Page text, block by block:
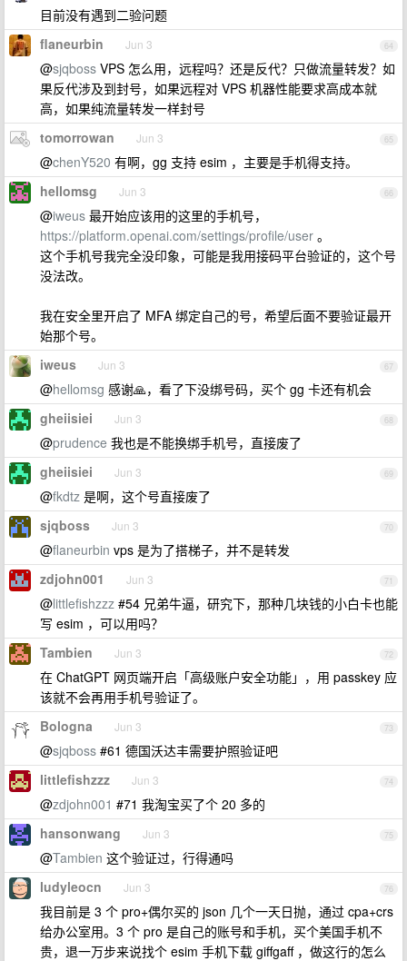
目前没有遇到二验问题
64
flaneurbin Jun 3
@sjqboss VPS 怎么用，远程吗？还是反代？只做流量转发？如
果反代涉及到封号，如果远程对 VPS 机器性能要求高成本就
高，如果纯流量转发一样封号
65
tomorrowan Jun 3
@chenY520 有啊，gg 支持 esim ，主要是手机得支持。
66
hellomsg Jun 3
@iweus 最开始应该用的这里的手机号，
https://platform.openai.com/settings/profile/user 。
这个手机号我完全没印象，可能是我用接码平台验证的，这个号
没法改。
我在安全里开启了 MFA 绑定自己的号，希望后面不要验证最开
始那个号。
67
iweus Jun 3
@hellomsg 感谢🙏，看了下没绑号码，买个 gg 卡还有机会
68
gheiisiei Jun 3
@prudence 我也是不能换绑手机号，直接废了
69
gheiisiei Jun 3
@fkdtz 是啊，这个号直接废了
70
sjqboss Jun 3
@flaneurbin vps 是为了搭梯子，并不是转发
71
zdjohn001 Jun 3
@littlefishzzz #54 兄弟牛逼，研究下，那种几块钱的小白卡也能
写 esim ，可以用吗？
72
Tambien Jun 3
在 ChatGPT 网页端开启「高级账户安全功能」，用 passkey 应
该就不会再用手机号验证了。
73
Bologna Jun 3
@sjqboss #61 德国沃达丰需要护照验证吧
74
littlefishzzz Jun 3
@zdjohn001 #71 我淘宝买了个 20 多的
75
hansonwang Jun 3
@Tambien 这个验证过，行得通吗
76
ludyleocn Jun 3
我目前是 3 个 pro+偶尔买的 json 几个一天日抛，通过 cpa+crs
给办公室用。3 个 pro 是自己的账号和手机，买个美国手机不
贵，退一万步来说找个 esim 手机下载 giffgaff ，做这行的怎么